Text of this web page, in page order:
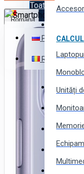
Toate
Română
Русский
Română
Favorite
Comparare
Unități